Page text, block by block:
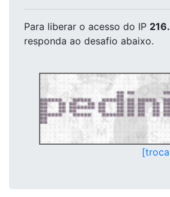
Para liberar o acesso do IP
responda ao desafio abaixo.